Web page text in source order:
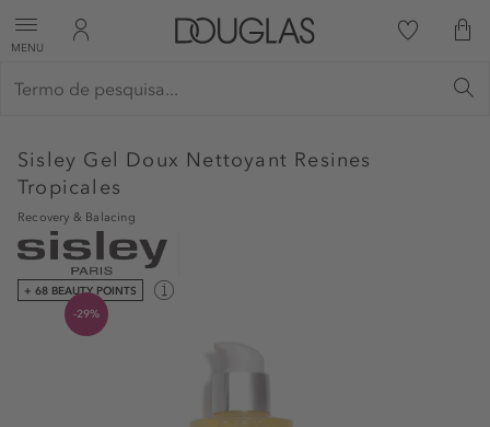
MENU
Sisley Gel Doux Nettoyant Resines
Tropicales
Recovery & Balacing
+ 68 BEAUTY POINTS
-29%